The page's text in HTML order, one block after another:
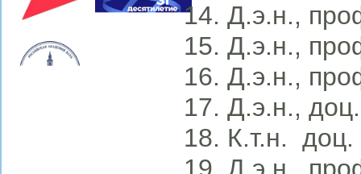
Д.э.н.,
Д.э.н.,
Д.э.н.,
Д.э.н.,
К.т.н.